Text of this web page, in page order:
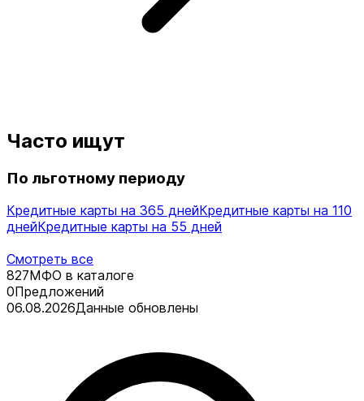
Часто ищут
По льготному периоду
Кредитные карты на 365 днейКредитные карты на 110
днейКредитные карты на 55 дней
Смотреть все
827МФО в каталоге
0Предложений
06.08.2026Данные обновлены